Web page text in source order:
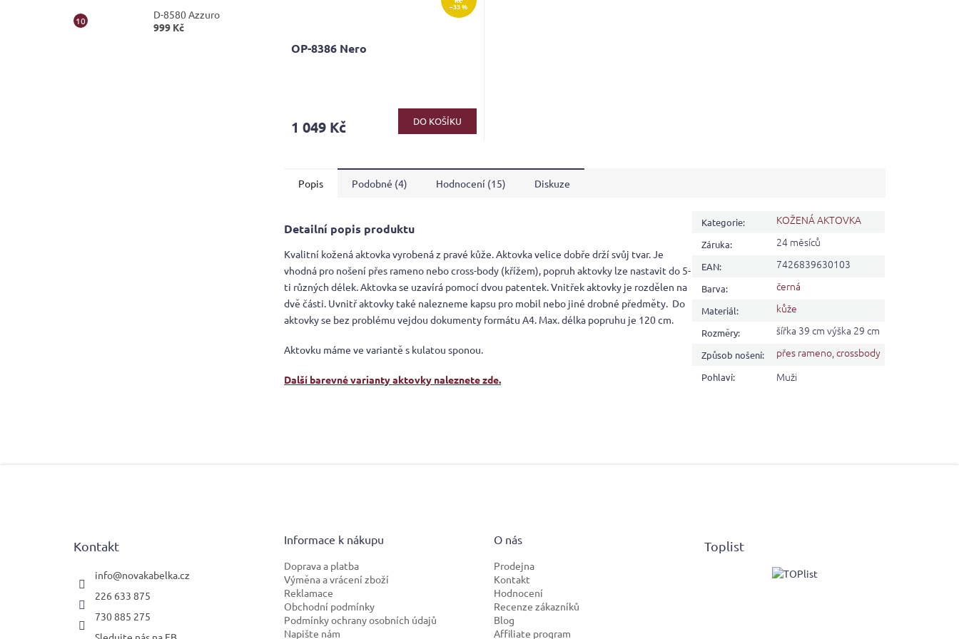
D-8580 Azzuro
999 Kč
–33 %
OP-8386 Nero
1 049 Kč DO KOŠÍKU
Popis Podobné (4) Hodnocení (15) Diskuze
Detailní popis produktu
Kvalitní kožená aktovka vyrobená z pravé kůže. Aktovka velice dobře drží svůj tvar. Je
vhodná pro nošení přes rameno nebo cross-body (křížem), popruh aktovky lze nastavit do 5-
ti různých délek. Aktovka se uzavírá pomocí dvou patentek. Vnitřek aktovky je rozdělen na
dvě části. Uvnitř aktovky také nalezneme kapsu pro mobil nebo jiné drobné předměty. Do
aktovky se bez problému vejdou dokumenty formátu A4. Max. délka popruhu je 120 cm.
Aktovku máme ve variantě s kulatou sponou.
Další barevné varianty aktovky naleznete zde.
Kategorie: KOŽENÁ AKTOVKA
Záruka: 24 měsíců
EAN: 7426839630103
Barva: černá
Materiál: kůže
Rozměry: šířka 39 cm výška 29 cm
Způsob nošení: přes rameno,crossbody
Pohlaví: Muži
Kontakt
info@novakabelka.cz
226 633 875
730 885 275
Informace k nákupu
Doprava a platba
Výměna a vrácení zboží
Reklamace
Obchodní podmínky
Podmínky ochrany osobních údajů
Napište nám
O nás
Prodejna
Kontakt
Hodnocení
Recenze zákazníků
Blog
Affiliate program
Toplist